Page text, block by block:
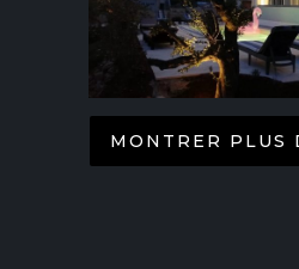
MONTRER PLUS